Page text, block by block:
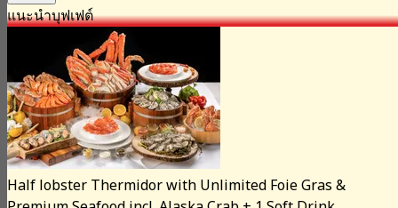
แนะนำบุฟเฟต์
Half lobster Thermidor with Unlimited Foie Gras &